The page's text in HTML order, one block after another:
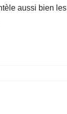
aussi bien